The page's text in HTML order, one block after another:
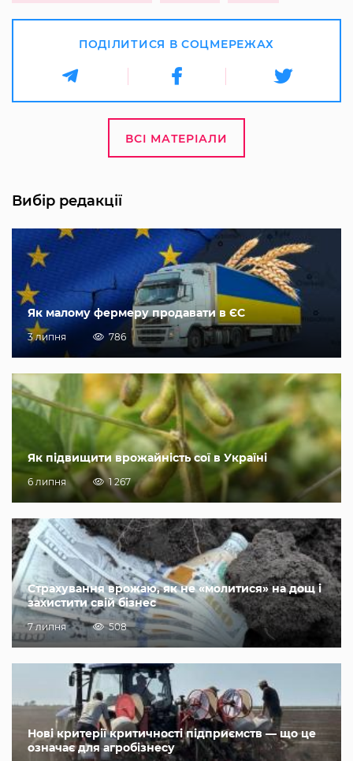
ПОДІЛИТИСЯ В СОЦМЕРЕЖАХ
ВСІ МАТЕРІАЛИ
Вибір редакції
Як малому фермеру продавати в ЄС
3 липня 786
Як підвищити врожайність сої в Україні
6 липня 1 267
Страхування врожаю, як не «молитися» на дощ і
захистити свій бізнес
7 липня 508
Нові критерії критичності підприємств — що це
означає для агробізнесу